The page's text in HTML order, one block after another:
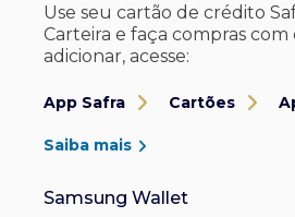
Use seu cartão de crédito
Carteira e faça compras com
adicionar, acesse:
App Safra Cartões
Saiba mais
Samsung Wallet